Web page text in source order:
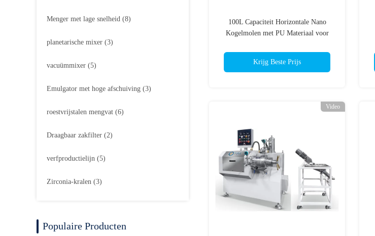
Menger met lage snelheid (8)
planetarische mixer (3)
vacuümmixer (5)
Emulgator met hoge afschuiving (3)
roestvrijstalen mengvat (6)
Draagbaar zakfilter (2)
verfproductielijn (5)
Zirconia-kralen (3)
Populaire Producten
100L Capaciteit Horizontale Nano
Kogelmolen met PU Materiaal voor
Krijg Beste Prijs
Video